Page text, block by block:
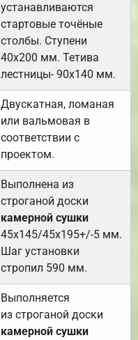
устанавливаются
стартовые точёные
столбы. Ступени
40х200 мм. Тетива
лестницы- 90х140 мм.
Двускатная, ломаная
или вальмовая в
соответствии с
проектом.
Выполнена из
строганой доски
камерной сушки
45х145/45х195+/-5 мм.
Шаг установки
стропил 590 мм.
Выполняется
из строганой доски
камерной сушки